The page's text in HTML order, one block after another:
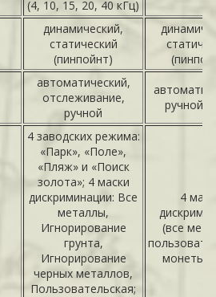
(4, 10, 15, 20, 40 кГц)
динамический,
статический
(пинпойнт)
автоматический,
отслеживание,
ручной
ручной
4 заводских режима:
«Парк», «Поле»,
«Пляж» и «Поиск
золота»; 4 маски
дискриминации: Все
металлы,
Игнорирование
грунта,
Игнорирование
черных металлов,
Пользовательская;
4
(все
монеты,